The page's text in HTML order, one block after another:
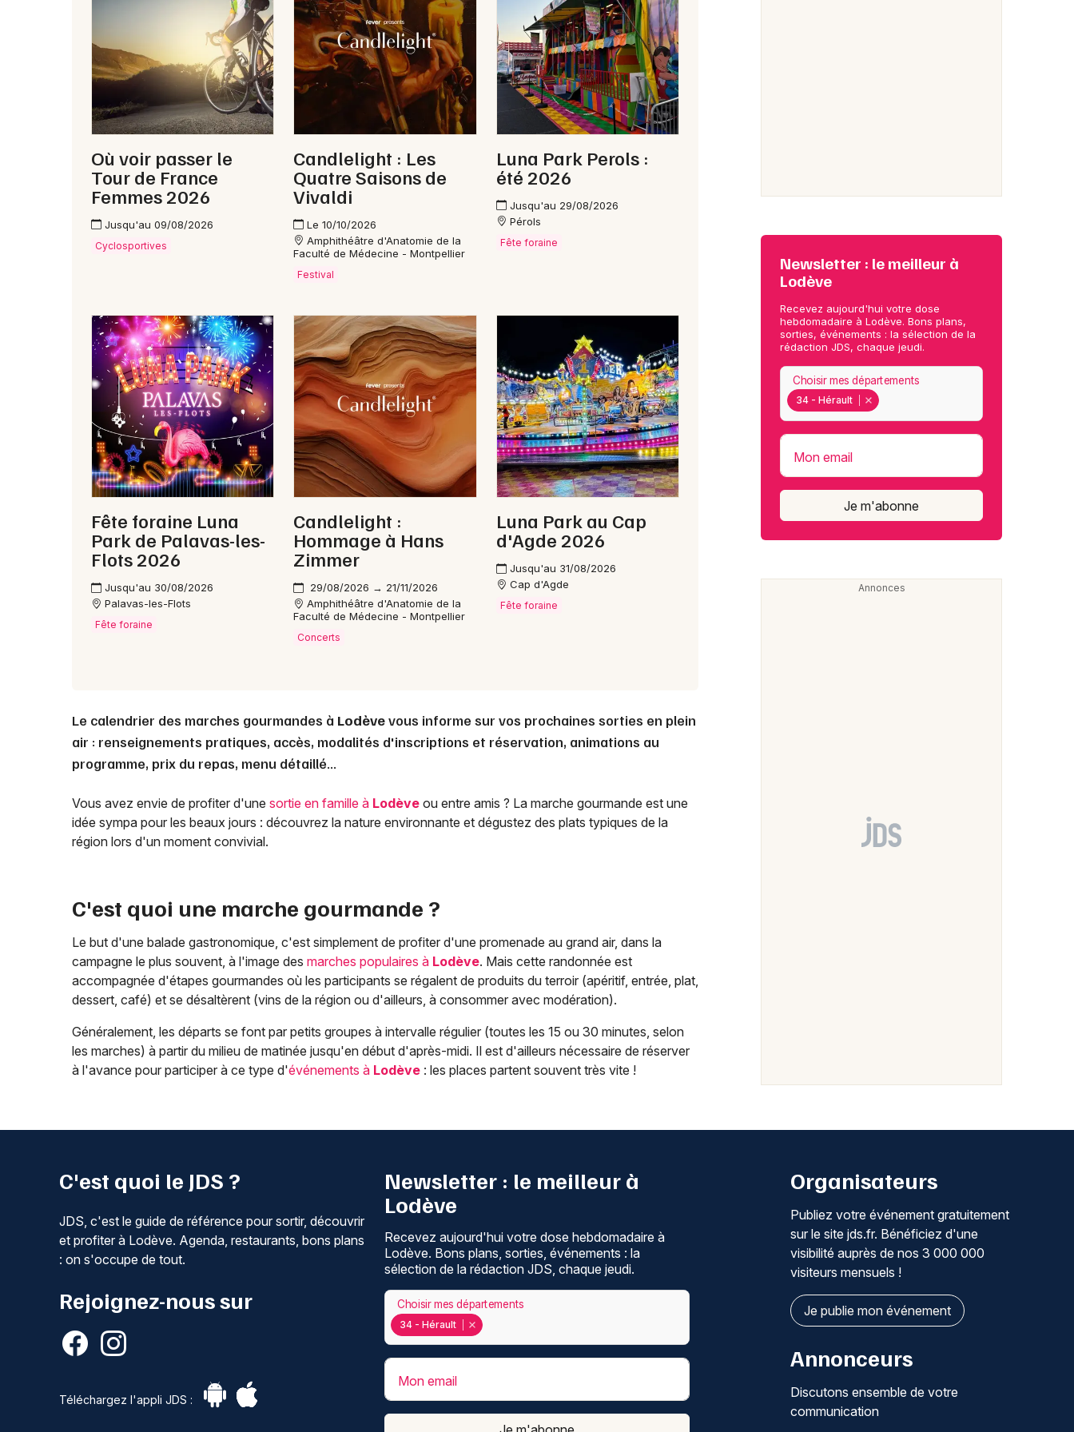
Marche gourmande en Occitanie
Newsletter des sorties
Actus à Lodève
Magazine à Lodève
Choisir mes départements
Mon email
Je m'abonne
Où voir passer le
Tour de France
Femmes 2026
Jusqu'au 09/08/2026
Cyclosportives
Candlelight : Les
Quatre Saisons de
Vivaldi
Le 10/10/2026
Amphithéâtre d'Anatomie de la
Faculté de Médecine - Montpellier
Festival
Luna Park Perols :
été 2026
Jusqu'au 29/08/2026
Pérols
Fête foraine
Fête foraine Luna
Park de Palavas-les-
Flots 2026
Jusqu'au 30/08/2026
Palavas-les-Flots
Fête foraine
Candlelight :
Hommage à Hans
Zimmer
29/08/2026 → 21/11/2026
Amphithéâtre d'Anatomie de la
Faculté de Médecine - Montpellier
Concerts
Luna Park au Cap
d'Agde 2026
Jusqu'au 31/08/2026
Cap d'Agde
Fête foraine
Le calendrier des marches gourmandes à Lodèvevous informe sur vos prochaines sorties en plein
air : renseignements pratiques, accès, modalités d'inscriptions et réservation, animations au
programme, prix du repas, menu détaillé...
Vous avez envie de profiter d'une sortie en famille à Lodève ou entre amis ? La marche gourmande est une
idée sympa pour les beaux jours : découvrez la nature environnante et dégustez des plats typiques de la
région lors d'un moment convivial.
C'est quoi une marche gourmande ?
Le but d'une balade gastronomique, c'est simplement de profiter d'une promenade au grand air, dans la
campagne le plus souvent, à l'image des marches populaires à Lodève. Mais cette randonnée est
accompagnée d'étapes gourmandes où les participants se régalent de produits du terroir (apéritif, entrée, plat,
dessert, café) et se désaltèrent (vins de la région ou d'ailleurs, à consommer avec modération).
Généralement, les départs se font par petits groupes à intervalle régulier (toutes les 15 ou 30 minutes, selon
les marches) à partir du milieu de matinée jusqu'en début d'après-midi. Il est d'ailleurs nécessaire de réserver
à l'avance pour participer à ce type d'événements à Lodève : les places partent souvent très vite !
Newsletter : le meilleur à
Lodève
Recevez aujourd'hui votre dose
hebdomadaire à Lodève. Bons plans,
sorties, événements : la sélection de la
rédaction JDS, chaque jeudi.
34 - Hérault
Choisir mes départements
Mon email
Je m'abonne
C'est quoi le JDS ?
JDS, c'est le guide de référence pour sortir, découvrir
et profiter à Lodève. Agenda, restaurants, bons plans
: on s'occupe de tout.
Rejoignez-nous sur
Téléchargez l'appli JDS :
Newsletter : le meilleur à
Lodève
Recevez aujourd'hui votre dose hebdomadaire à
Lodève. Bons plans, sorties, événements : la
sélection de la rédaction JDS, chaque jeudi.
34 - Hérault
Choisir mes départements
Mon email
Organisateurs
Publiez votre événement gratuitement
sur le site jds.fr. Bénéficiez d'une
visibilité auprès de nos 3 000 000
visiteurs mensuels !
Je publie mon événement
Annonceurs
Discutons ensemble de votre
communication